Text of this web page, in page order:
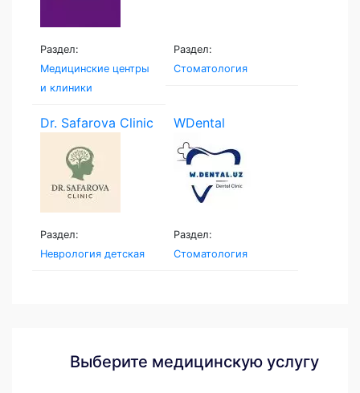
Раздел:
Медицинские центры
и клиники
Раздел:
Стоматология
Dr. Safarova Clinic
Раздел:
Неврология детская
WDental
Раздел:
Стоматология
Выберите медицинскую услугу